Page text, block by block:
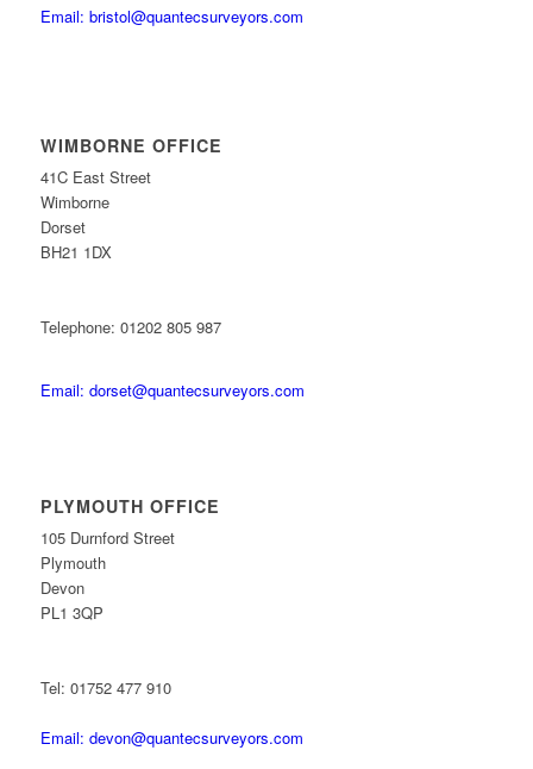
Email: bristol@quantecsurveyors.com
WIMBORNE OFFICE
41C East Street
Wimborne
Dorset
BH21 1DX
Telephone: 01202 805 987
Email: dorset@quantecsurveyors.com
PLYMOUTH OFFICE
105 Durnford Street
Plymouth
Devon
PL1 3QP
Tel: 01752 477 910
Email: devon@quantecsurveyors.com